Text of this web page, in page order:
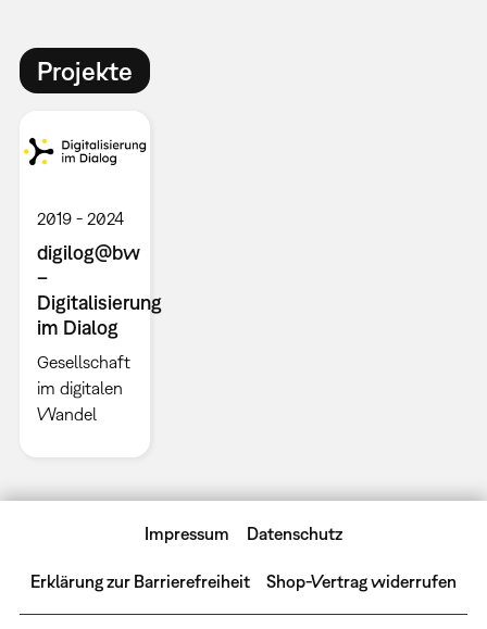
Projekte
2019 2024
digilog@bw
–
Digitalisierung
im Dialog
Gesellschaft
im digitalen
Wandel
Impressum Datenschutz
Erklärung zur Barrierefreiheit Shop-Vertrag widerrufen